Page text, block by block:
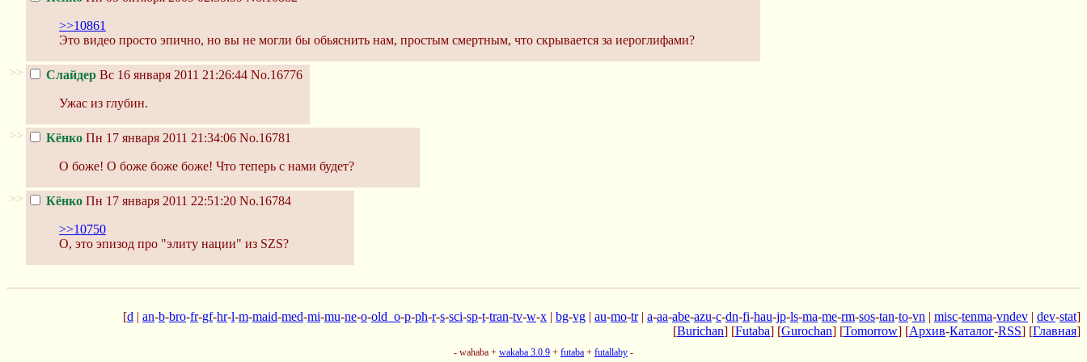
>>10861
Это видео просто эпично, но вы не могли бы обьяснить нам, простым смертным, что скрывается за иероглифами?
>> Слайдер Вс 16 января 2011 21:26:44 No.16776
Ужас из глубин.
>> Кёнко Пн 17 января 2011 21:34:06 No.16781
О боже! О боже боже боже! Что теперь с нами будет?
>> Кёнко Пн 17 января 2011 22:51:20 No.16784
>>10750
О, это эпизод про "элиту нации" из SZS?
[d | an-b-bro-fr-gf-hr-l-m-maid-med-mi-mu-ne-o-old_o-p-ph-r-s-sci-sp-t-tran-tv-w-x | bg-vg | au-mo-tr| a-aa-abe-azu-c-dn-fi-hau-jp-ls-ma-me-rm-sos-tan-to-vn | misc-tenma-vndev | dev-stat]
[Burichan] [Futaba] [Gurochan] [Tomorrow] [Архив-Каталог-RSS] [Главная]
- wahaba + wakaba 3.0.9 + futaba + futallaby -